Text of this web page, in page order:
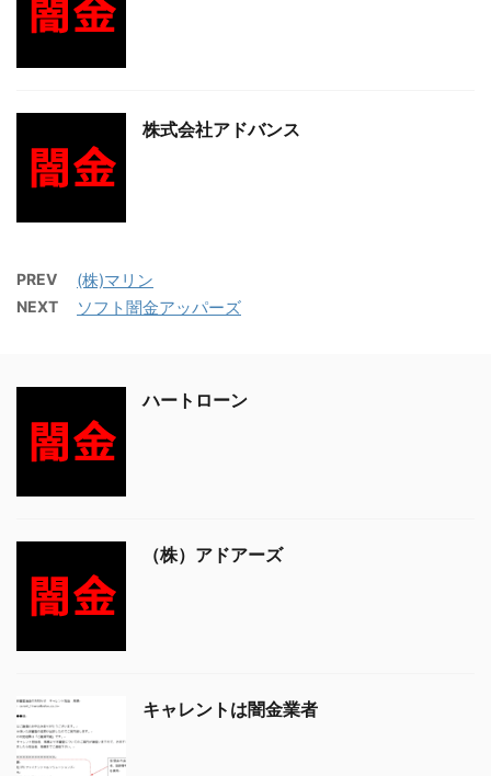
株式会社アドバンス
PREV (株)マリン
NEXT ソフト闇金アッパーズ
ハートローン
（株）アドアーズ
キャレントは闇金業者